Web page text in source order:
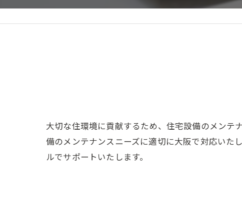
大切な住環境に貢献するため、住宅設備のメンテ
備のメンテナンスニーズに適切に大阪で対応いた
ルでサポートいたします。